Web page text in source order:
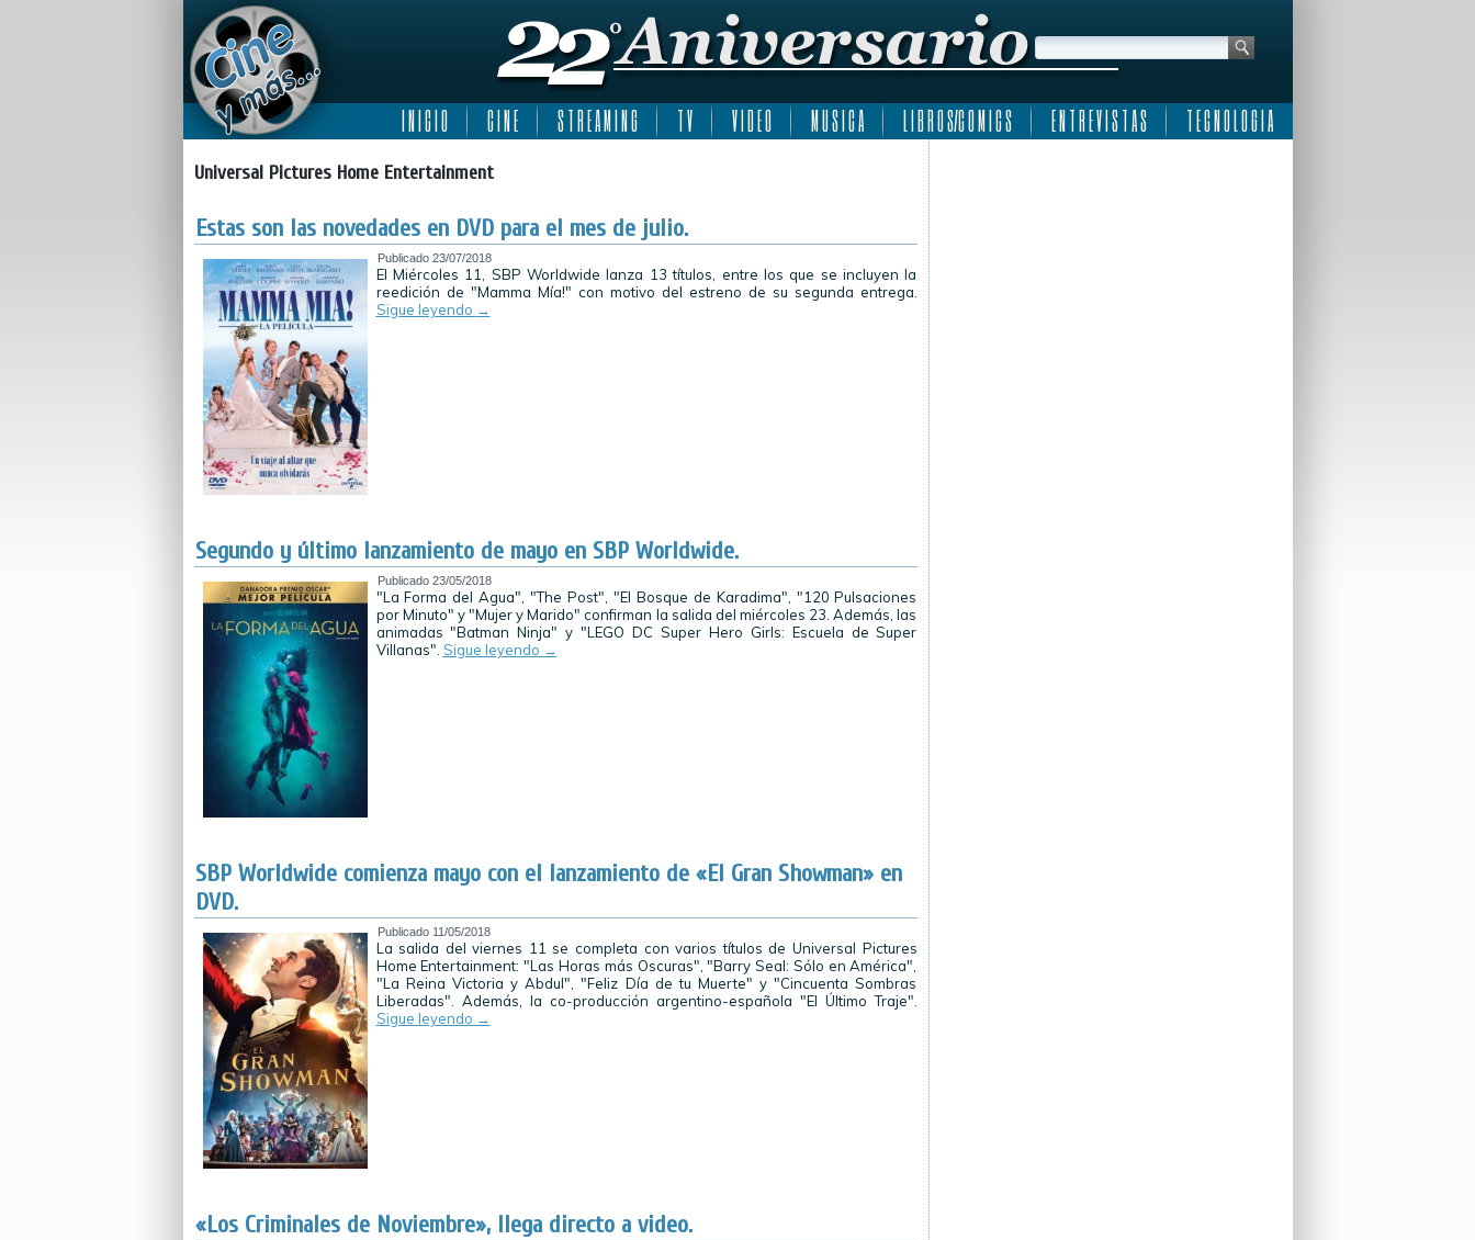
I N I C I O C I N E S T R E A M I N G T V V I D E O M U S I C A L I B R O S/C O M I C S E N T R E V I S T A S T E C N O L O G I A
Universal Pictures Home Entertainment
Estas son las novedades en DVD para el mes de julio.
Publicado 23/07/2018
El Miércoles 11, SBP Worldwide lanza 13 títulos, entre los que se incluyen la
reedición de "Mamma Mía!" con motivo del estreno de su segunda entrega.
Sigue leyendo →
Segundo y último lanzamiento de mayo en SBP Worldwide.
Publicado 23/05/2018
"La Forma del Agua", "The Post", "El Bosque de Karadima", "120 Pulsaciones
por Minuto" y "Mujer y Marido" confirman la salida del miércoles 23. Además, las
animadas "Batman Ninja" y "LEGO DC Super Hero Girls: Escuela de Super
Villanas". Sigue leyendo →
SBP Worldwide comienza mayo con el lanzamiento de «El Gran Showman» en
DVD.
Publicado 11/05/2018
La salida del viernes 11 se completa con varios títulos de Universal Pictures
Home Entertainment: "Las Horas más Oscuras", "Barry Seal: Sólo en América",
"La Reina Victoria y Abdul", "Feliz Día de tu Muerte" y "Cincuenta Sombras
Liberadas". Además, la co-producción argentino-española "El Último Traje".
Sigue leyendo →
«Los Criminales de Noviembre», llega directo a video.